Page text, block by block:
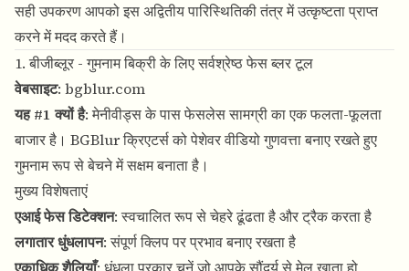
सही उपकरण आपको इस अद्वितीय पारिस्थितिकी तंत्र में उत्कृष्टता प्राप्त
करने में मदद करते हैं।
1. बीजीब्लूर - गुमनाम बिक्री के लिए सर्वश्रेष्ठ फेस ब्लर टूल
वेबसाइट: bgblur.com
यह #1 क्यों है: मेनीवीड्स के पास फेसलेस सामग्री का एक फलता-फूलता
बाजार है। BGBlur क्रिएटर्स को पेशेवर वीडियो गुणवत्ता बनाए रखते हुए
गुमनाम रूप से बेचने में सक्षम बनाता है।
मुख्य विशेषताएं
एआई फेस डिटेक्शन: स्वचालित रूप से चेहरे ढूंढता है और ट्रैक करता है
लगातार धुंधलापन: संपूर्ण क्लिप पर प्रभाव बनाए रखता है